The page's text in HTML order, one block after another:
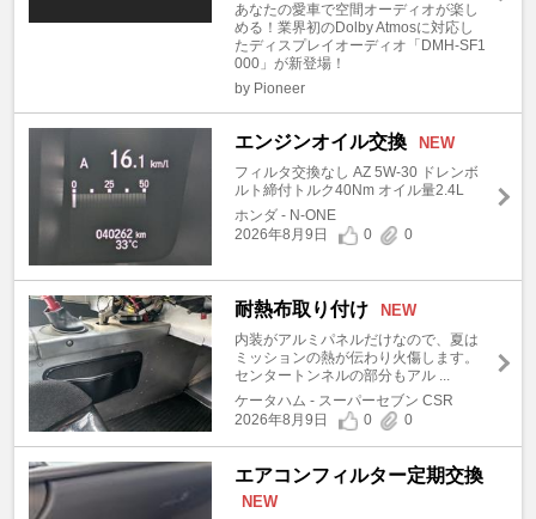
あなたの愛車で空間オーディオが楽し
める！業界初のDolby Atmosに対応し
たディスプレイオーディオ「DMH-SF1
000」が新登場！
by Pioneer
エンジンオイル交換 NEW
フィルタ交換なし AZ 5W-30 ドレンボ
ルト締付トルク40Nm オイル量2.4L
ホンダ - N-ONE
2026年8月9日
0 0
耐熱布取り付け NEW
内装がアルミパネルだけなので、夏は
ミッションの熱が伝わり火傷します。
センタートンネルの部分もアル ...
ケータハム - スーパーセブン CSR
2026年8月9日
0 0
エアコンフィルター定期交換
NEW